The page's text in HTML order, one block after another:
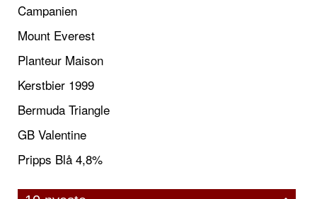
Campanien
Mount Everest
Planteur Maison
Kerstbier 1999
Bermuda Triangle
GB Valentine
Pripps Blå 4,8%